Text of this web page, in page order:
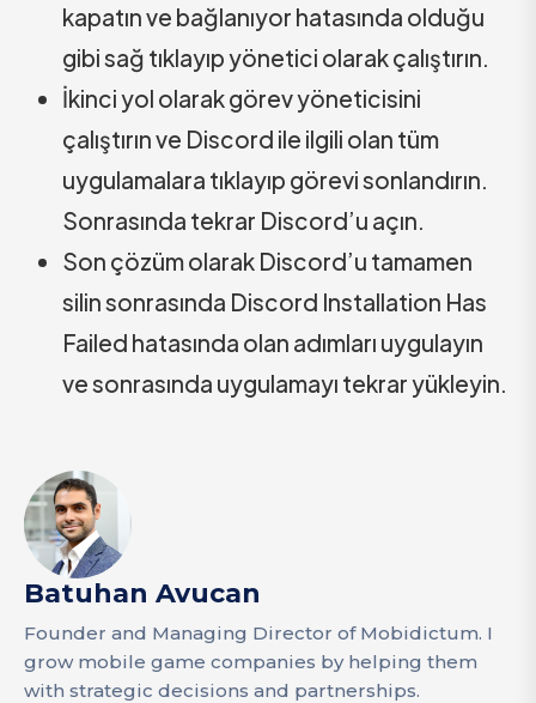
kapatın ve bağlanıyor hatasında olduğu
gibi sağ tıklayıp yönetici olarak çalıştırın.
İkinci yol olarak görev yöneticisini
çalıştırın ve Discord ile ilgili olan tüm
uygulamalara tıklayıp görevi sonlandırın.
Sonrasında tekrar Discord’u açın.
Son çözüm olarak Discord’u tamamen
silin sonrasında Discord Installation Has
Failed hatasında olan adımları uygulayın
ve sonrasında uygulamayı tekrar yükleyin.
Batuhan Avucan
Founder and Managing Director of Mobidictum. I
grow mobile game companies by helping them
with strategic decisions and partnerships.